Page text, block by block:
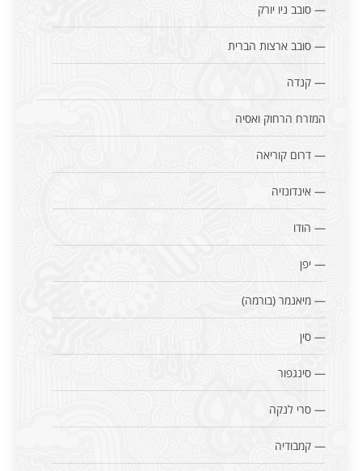
— סובב ניו יורק
— סובב ארצות הברית
— קנדה
המזרח הרחוק ואסיה
— דרום קוריאה
— אינדונזיה
— הודו
— יפן
— מיאנמר (בורמה)
— סין
— סינגפור
— סרי לנקה
— קמבודיה